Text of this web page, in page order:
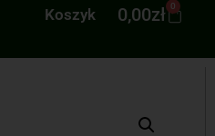
Koszyk 0,00zł 0